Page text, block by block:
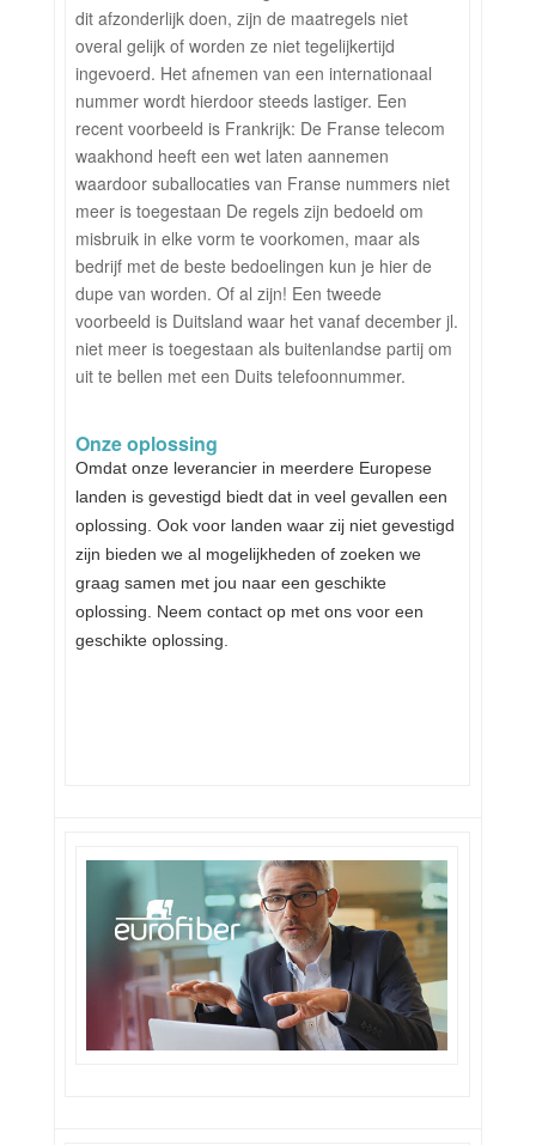
dit afzonderlijk doen, zijn de maatregels niet
overal gelijk of worden ze niet tegelijkertijd
ingevoerd. Het afnemen van een internationaal
nummer wordt hierdoor steeds lastiger. Een
recent voorbeeld is Frankrijk: De Franse telecom
waakhond heeft een wet laten aannemen
waardoor suballocaties van Franse nummers niet
meer is toegestaan De regels zijn bedoeld om
misbruik in elke vorm te voorkomen, maar als
bedrijf met de beste bedoelingen kun je hier de
dupe van worden. Of al zijn! Een tweede
voorbeeld is Duitsland waar het vanaf december jl.
niet meer is toegestaan als buitenlandse partij om
uit te bellen met een Duits telefoonnummer.
Onze oplossing
Omdat onze leverancier in meerdere Europese
landen is gevestigd biedt dat in veel gevallen een
oplossing. Ook voor landen waar zij niet gevestigd
zijn bieden we al mogelijkheden of zoeken we
graag samen met jou naar een geschikte
oplossing. Neem contact op met ons voor een
geschikte oplossing.